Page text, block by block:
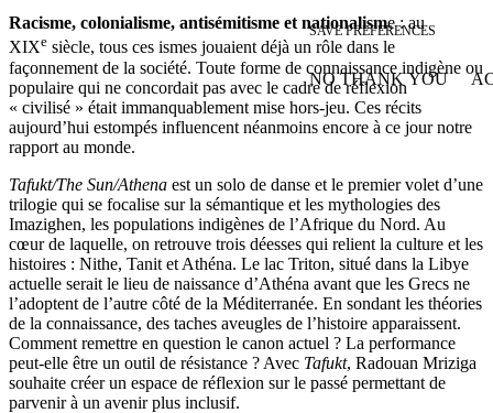
Racisme, colonialisme, antisémitisme et nationalisme : au
XIXe siècle, tous ces ismes jouaient déjà un rôle dans le
façonnement de la société. Toute forme de connaissance indigène ou
populaire qui ne concordait pas avec le cadre de réflexion
« civilisé » était immanquablement mise hors-jeu. Ces récits
aujourd’hui estompés influencent néanmoins encore à ce jour notre
rapport au monde.
Tafukt/The Sun/Athena est un solo de danse et le premier volet d’une
trilogie qui se focalise sur la sémantique et les mythologies des
Imazighen, les populations indigènes de l’Afrique du Nord. Au
cœur de laquelle, on retrouve trois déesses qui relient la culture et les
histoires : Nithe, Tanit et Athéna. Le lac Triton, situé dans la Libye
actuelle serait le lieu de naissance d’Athéna avant que les Grecs ne
l’adoptent de l’autre côté de la Méditerranée. En sondant les théories
de la connaissance, des taches aveugles de l’histoire apparaissent.
Comment remettre en question le canon actuel ? La performance
peut-elle être un outil de résistance ? Avec Tafukt, Radouan Mriziga
souhaite créer un espace de réflexion sur le passé permettant de
parvenir à un avenir plus inclusif.
SAVE PREFERENCES
NO THANK YOU
WITHDRAW